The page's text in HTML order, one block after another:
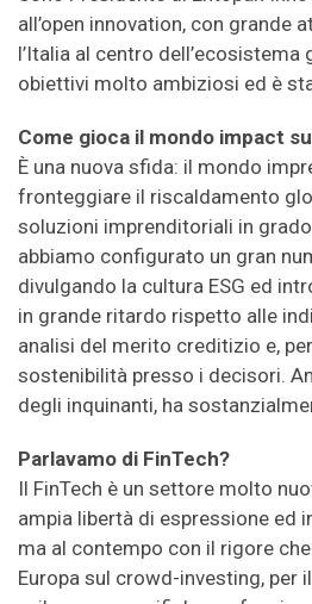
all’open innovation, con
l’Italia al centro
obiettivi molto ambiziosi ed è
Come gioca il mondo impact
È una nuova sfida: il mondo
fronteggiare il riscaldamento
soluzioni imprenditoriali in
abbiamo configurato un gran
divulgando la cultura ESG ed
in grande ritardo rispetto alle
analisi del merito creditizio e,
sostenibilità presso i decisori.
degli inquinanti, ha
Parlavamo di FinTech?
Il FinTech è un settore molto
ampia libertà di espressione ed
ma al contempo con il rigore
Europa sul crowd-investing, per